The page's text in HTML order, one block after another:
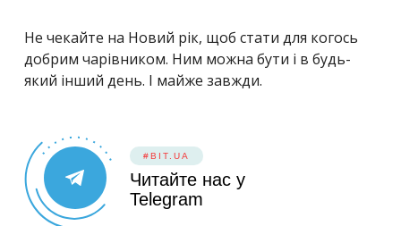
Не чекайте на Новий рік, щоб стати для когось
добрим чарівником. Ним можна бути і в будь-
який інший день. І майже завжди.
#BIT.UA
Читайте нас у
Telegram